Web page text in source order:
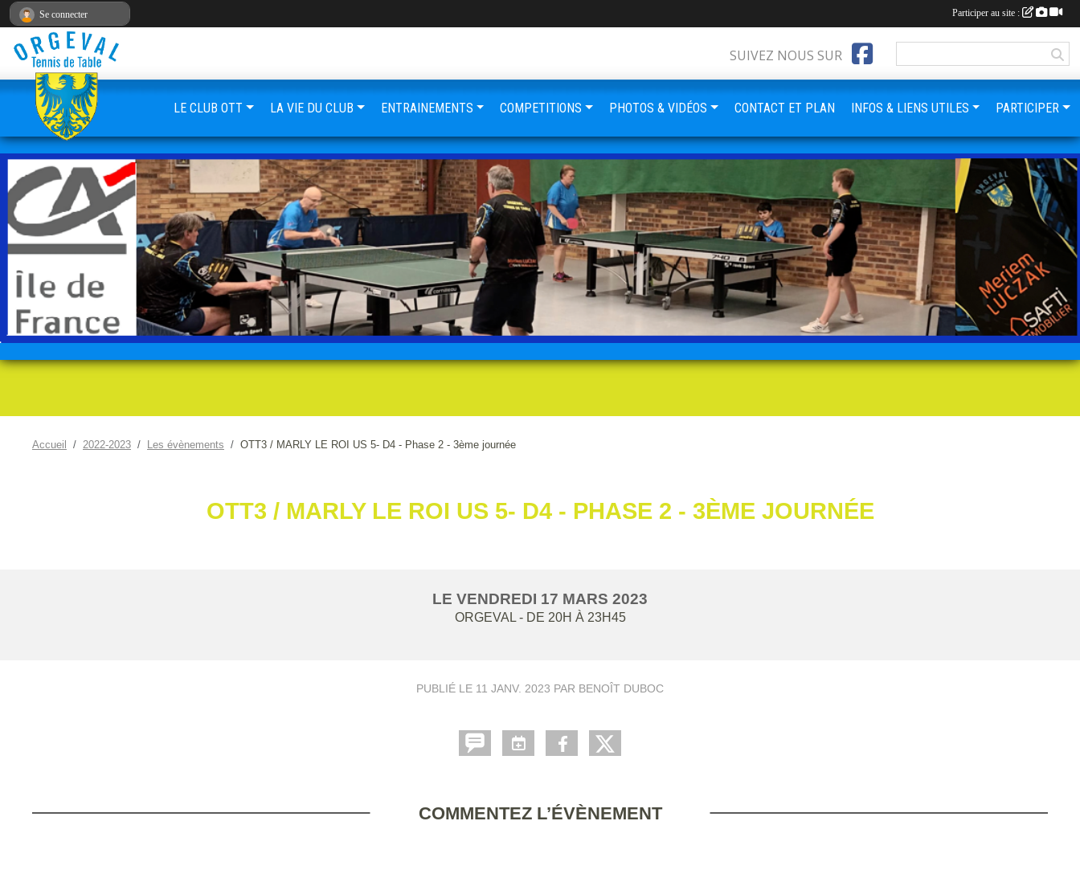
Accueil 2022-2023 Les évènements OTT3 / MARLY LE ROI US 5- D4 - Phase 2 - 3ème journée
OTT3 / MARLY LE ROI US 5- D4 - PHASE 2 - 3ÈME JOURNÉE
LE VENDREDI 17 MARS 2023
ORGEVAL - DE 20H À 23H45
PUBLIÉ LE 11 JANV. 2023 PAR BENOÎT DUBOC
COMMENTEZ L’ÉVÈNEMENT
SUIVEZ NOUS SUR
LE CLUB OTT LA VIE DU CLUB ENTRAINEMENTS COMPETITIONS PHOTOS & VIDÉOS CONTACT ET PLAN INFOS & LIENS UTILES PARTICIPER
Se connecter Participer au site :
Panneau de gestion des cookies